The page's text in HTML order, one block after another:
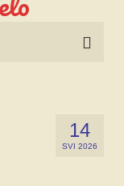
14
SVI 2026